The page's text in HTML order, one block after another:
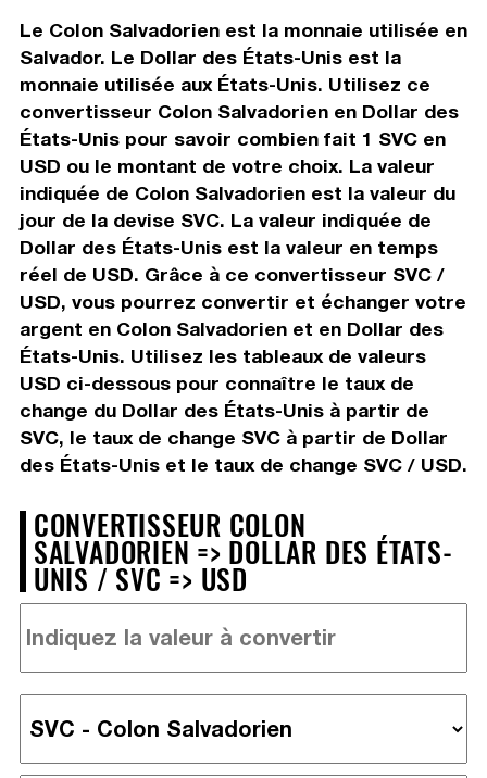
Le Colon Salvadorien est la monnaie utilisée en
Salvador. Le Dollar des États-Unis est la
monnaie utilisée aux États-Unis. Utilisez ce
convertisseur Colon Salvadorien en Dollar des
États-Unis pour savoir combien fait 1 SVC en
USD ou le montant de votre choix. La valeur
indiquée de Colon Salvadorien est la valeur du
jour de la devise SVC. La valeur indiquée de
Dollar des États-Unis est la valeur en temps
réel de USD. Grâce à ce convertisseur SVC /
USD, vous pourrez convertir et échanger votre
argent en Colon Salvadorien et en Dollar des
États-Unis. Utilisez les tableaux de valeurs
USD ci-dessous pour connaître le taux de
change du Dollar des États-Unis à partir de
SVC, le taux de change SVC à partir de Dollar
des États-Unis et le taux de change SVC / USD.
CONVERTISSEUR COLON
SALVADORIEN => DOLLAR DES ÉTATS-
UNIS / SVC => USD